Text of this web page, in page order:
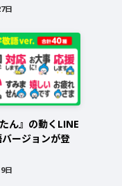
日
ん』の動くLINE
ージョンが登
日